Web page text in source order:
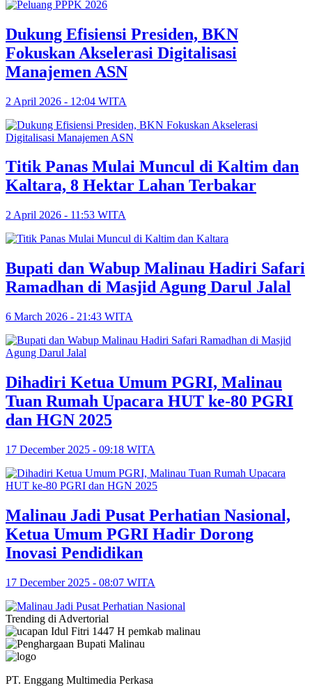
Dukung Efisiensi Presiden, BKN
Fokuskan Akselerasi Digitalisasi
Manajemen ASN
2 April 2026 - 12:04 WITA
Titik Panas Mulai Muncul di Kaltim dan
Kaltara, 8 Hektar Lahan Terbakar
2 April 2026 - 11:53 WITA
Bupati dan Wabup Malinau Hadiri Safari
Ramadhan di Masjid Agung Darul Jalal
6 March 2026 - 21:43 WITA
Dihadiri Ketua Umum PGRI, Malinau
Tuan Rumah Upacara HUT ke-80 PGRI
dan HGN 2025
17 December 2025 - 09:18 WITA
Malinau Jadi Pusat Perhatian Nasional,
Ketua Umum PGRI Hadir Dorong
Inovasi Pendidikan
17 December 2025 - 08:07 WITA
Trending di Advertorial
PT. Enggang Multimedia Perkasa